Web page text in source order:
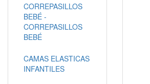
CORREPASILLOS
BEBÉ -
CORREPASILLOS
BEBÉ
CAMAS ELASTICAS
INFANTILES